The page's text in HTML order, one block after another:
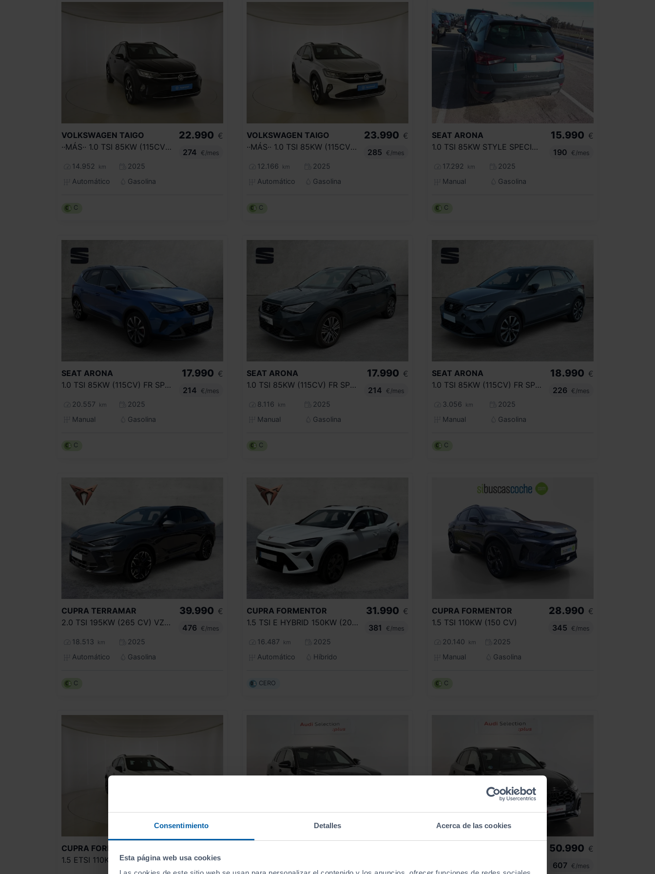
Consentimiento Detalles Acerca de las cookies
Esta página web usa cookies
VOLKSWAGEN TAIGO
··MÁS·· 1.0 TSI 85KW (115CV) DSG
14.952 km
2025
Automático
Gasolina
22.990 €
274
€/mes
C
VOLKSWAGEN TAIGO
··MÁS·· 1.0 TSI 85KW (115CV) DSG
12.166 km
2025
Automático
Gasolina
23.990 €
285
€/mes
C
SEAT ARONA
1.0 TSI 85KW STYLE SPECIAL EDITION
17.292 km
2025
Manual
Gasolina
15.990 €
190
€/mes
C
SEAT ARONA
1.0 TSI 85KW (115CV) FR SPECIAL EDITION
20.557 km
2025
Manual
Gasolina
17.990 €
214
€/mes
C
SEAT ARONA
1.0 TSI 85KW (115CV) FR SPECIAL EDITION
8.116 km
2025
Manual
Gasolina
17.990 €
214
€/mes
C
SEAT ARONA
1.0 TSI 85KW (115CV) FR SPECIAL EDITION
3.056 km
2025
Manual
Gasolina
18.990 €
226
€/mes
C
CUPRA TERRAMAR
2.0 TSI 195KW (265 CV) VZ DSG 4 DRIVE
18.513 km
2025
Automático
Gasolina
39.990 €
476
€/mes
C
CUPRA FORMENTOR
1.5 TSI E HYBRID 150KW (204 CV) DSG
16.487 km
2025
Automático
Híbrido
31.990 €
381
€/mes
CERO
CUPRA FORMENTOR
1.5 TSI 110KW (150 CV)
20.140 km
2025
Manual
Gasolina
28.990 €
345
€/mes
C
CUPRA FORMENTOR
1.5 ETSI 110KW (150 CV) DSG
50.990 €
607
€/mes